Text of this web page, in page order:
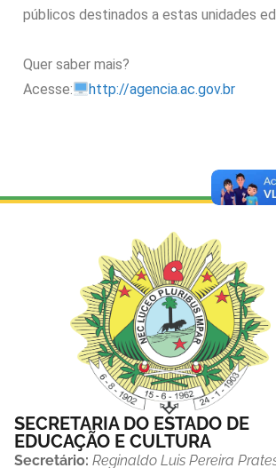
públicos destinados a estas unidades
Quer saber mais?
Acesse:
http://agencia.ac.gov.br
SECRETARIA DO ESTADO DE
EDUCAÇÃO E CULTURA
Secretário: Reginaldo Luis Pereira